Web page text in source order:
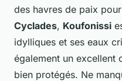
des havres de paix
Cyclades, Koufonissi
idylliques et ses eaux
également un excellent
bien protégés. Ne